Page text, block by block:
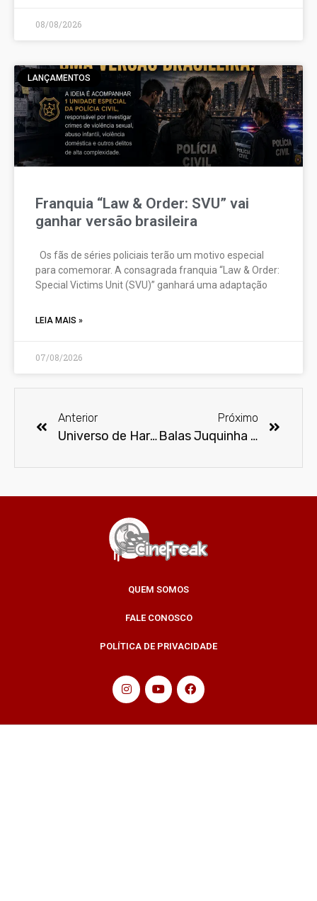
08/08/2026
LANÇAMENTOS
Franquia “Law & Order: SVU” vai
ganhar versão brasileira
Os fãs de séries policiais terão um motivo especial
para comemorar. A consagrada franquia “Law & Order:
Special Victims Unit (SVU)” ganhará uma adaptação
LEIA MAIS »
07/08/2026
Anterior
Universo de Harry Potter pode estar sempre com você
Próximo
Balas Juquinha voltarão a ser produzidas
QUEM SOMOS
FALE CONOSCO
POLÍTICA DE PRIVACIDADE